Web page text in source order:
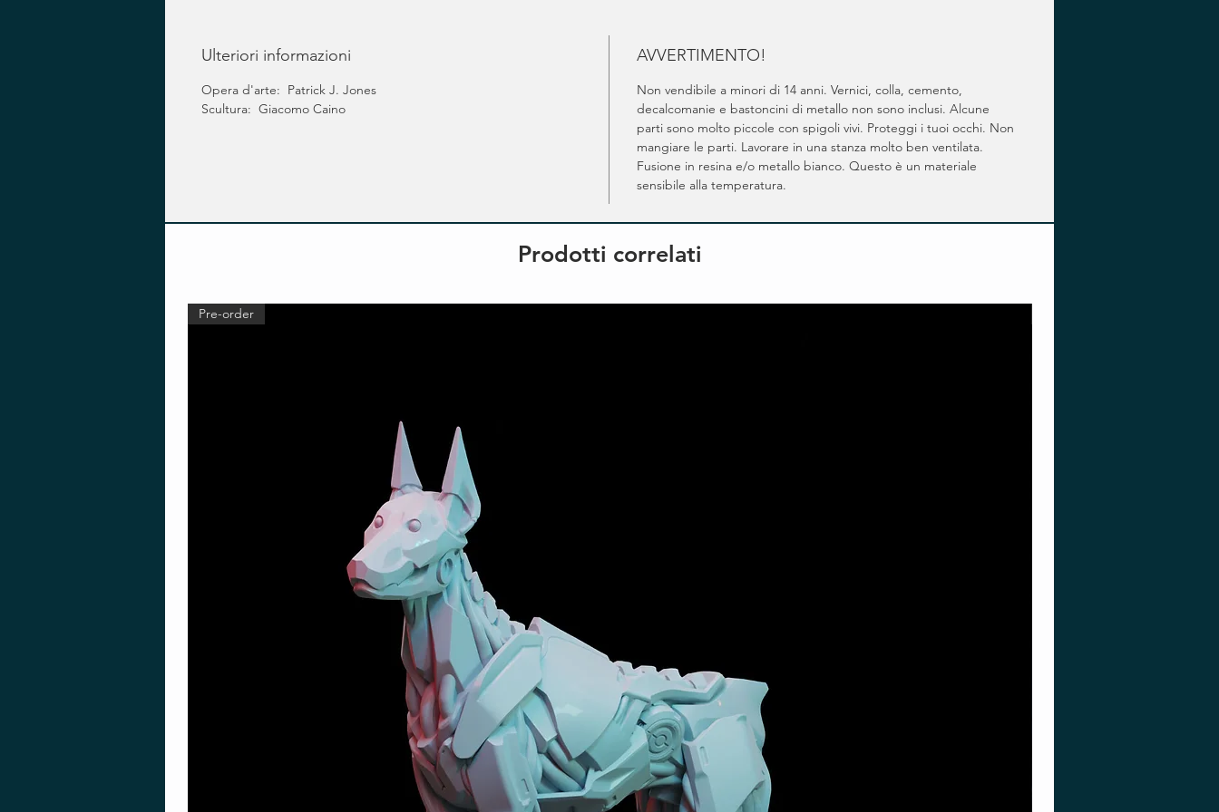
Ulteriori informazioni
Opera d'arte: Patrick J. Jones
Scultura: Giacomo Caino
AVVERTIMENTO!
Non vendibile a minori di 14 anni. Vernici, colla, cemento,
decalcomanie e bastoncini di metallo non sono inclusi. Alcune
parti sono molto piccole con spigoli vivi. Proteggi i tuoi occhi. Non
mangiare le parti. Lavorare in una stanza molto ben ventilata.
Fusione in resina e/o metallo bianco. Questo è un materiale
sensibile alla temperatura.
Prodotti correlati
Pre-order